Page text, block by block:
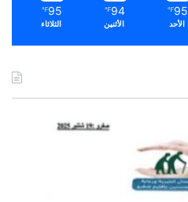
95
℉
الأحد
94
℉
الأثنين
95
℉
الثلاثاء